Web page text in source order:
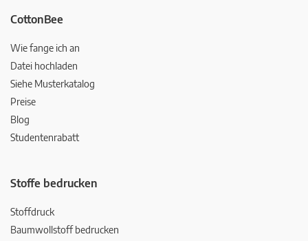
CottonBee
Wie fange ich an
Datei hochladen
Siehe Musterkatalog
Preise
Blog
Studentenrabatt
Stoffe bedrucken
Stoffdruck
Baumwollstoff bedrucken